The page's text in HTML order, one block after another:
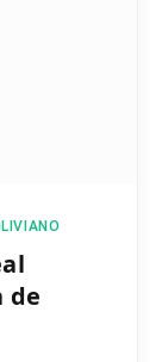
de